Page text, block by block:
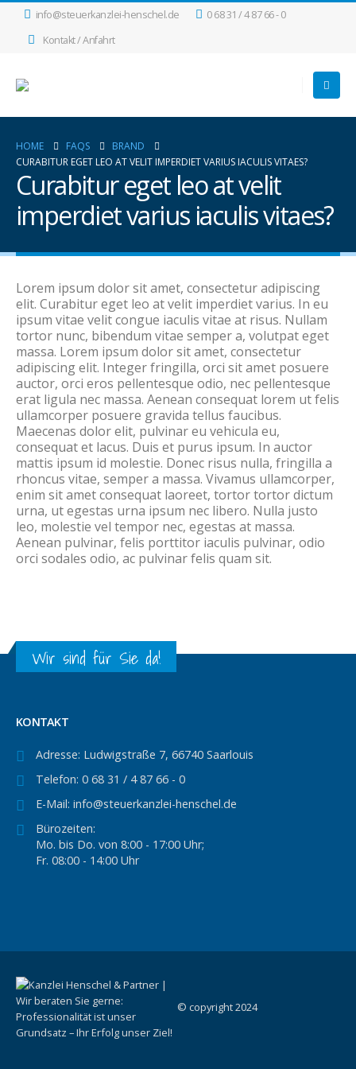
info@steuerkanzlei-henschel.de
0 68 31 / 4 87 66 - 0
Kontakt / Anfahrt
HOME FAQS
BRAND
CURABITUR EGET LEO AT VELIT IMPERDIET VARIUS IACULIS VITAES?
Curabitur eget leo at velit
imperdiet varius iaculis vitaes?
Lorem ipsum dolor sit amet, consectetur adipiscing
elit. Curabitur eget leo at velit imperdiet varius. In eu
ipsum vitae velit congue iaculis vitae at risus. Nullam
tortor nunc, bibendum vitae semper a, volutpat eget
massa. Lorem ipsum dolor sit amet, consectetur
adipiscing elit. Integer fringilla, orci sit amet posuere
auctor, orci eros pellentesque odio, nec pellentesque
erat ligula nec massa. Aenean consequat lorem ut felis
ullamcorper posuere gravida tellus faucibus.
Maecenas dolor elit, pulvinar eu vehicula eu,
consequat et lacus. Duis et purus ipsum. In auctor
mattis ipsum id molestie. Donec risus nulla, fringilla a
rhoncus vitae, semper a massa. Vivamus ullamcorper,
enim sit amet consequat laoreet, tortor tortor dictum
urna, ut egestas urna ipsum nec libero. Nulla justo
leo, molestie vel tempor nec, egestas at massa.
Aenean pulvinar, felis porttitor iaculis pulvinar, odio
orci sodales odio, ac pulvinar felis quam sit.
Wir sind für Sie da!
KONTAKT
Adresse: Ludwigstraße 7, 66740 Saarlouis
Telefon: 0 68 31 / 4 87 66 - 0
E-Mail: info@steuerkanzlei-henschel.de
Bürozeiten:
Mo. bis Do. von 8:00 - 17:00 Uhr;
Fr. 08:00 - 14:00 Uhr
© copyright 2024